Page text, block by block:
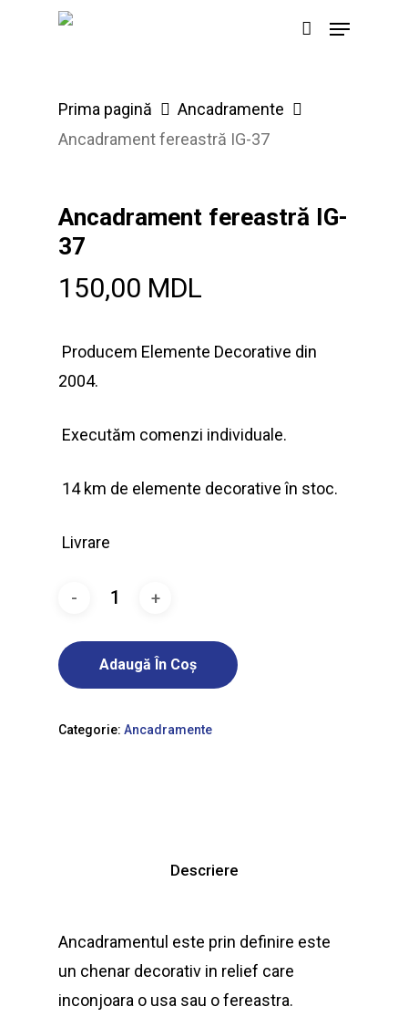
Menu
Prima pagină
Ancadramente
Ancadrament fereastră IG-37
Ancadrament fereastră IG-
37
150,00 MDL
Producem Elemente Decorative din
2004.
Executăm comenzi individuale.
14 km de elemente decorative în stoc.
Livrare
Adaugă În Coș
Categorie: Ancadramente
Descriere
Ancadramentul este prin definire este
un chenar decorativ in relief care
inconjoara o usa sau o fereastra.